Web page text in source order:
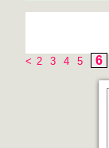
< 2 3 4 5 6